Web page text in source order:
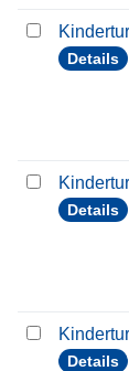
Details
Details
Details